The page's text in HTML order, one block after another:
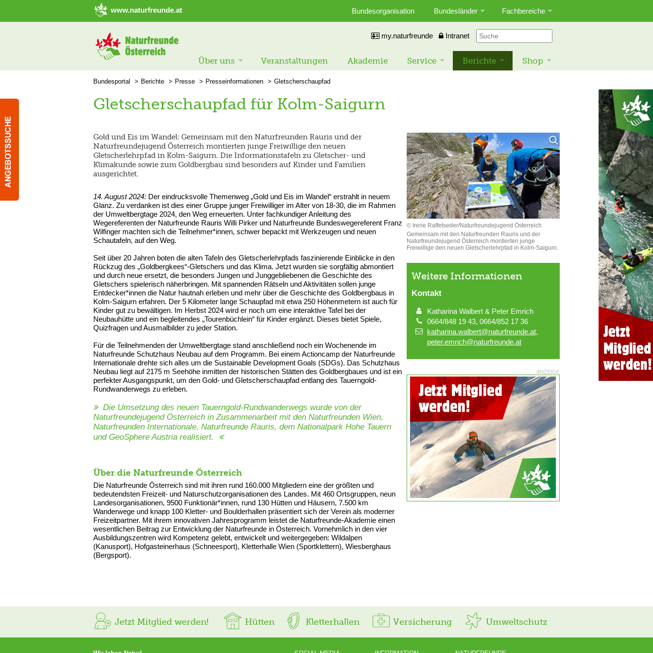
➜ Hauptregion der Seite anspringen
www.naturfreunde.at Bundesorganisation Bundesländer Fachbereiche
my.naturfreunde Intranet
Über uns Veranstaltungen Akademie Service Berichte Shop
Bundesportal Berichte Presse Presseinformationen Gletscherschaupfad
Gletscherschaupfad für Kolm-Saigurn
Gold und Eis im Wandel: Gemeinsam mit den Naturfreunden Rauris und der
Naturfreundejugend Österreich montierten junge Freiwillige den neuen
Gletscherlehrpfad in Kolm-Saigurn. Die Informationstafeln zu Gletscher- und
Klimakunde sowie zum Goldbergbau sind besonders auf Kinder und Familien
ausgerichtet.
14. August 2024: Der eindrucksvolle Themenweg „Gold und Eis im Wandel“ erstrahlt in neuem
Glanz. Zu verdanken ist dies einer Gruppe junger Freiwilliger im Alter von 18-30, die im Rahmen
der Umweltbergtage 2024, den Weg erneuerten. Unter fachkundiger Anleitung des
Wegereferenten der Naturfreunde Rauris Willi Pirker und Naturfreunde Bundeswegereferent Franz
Wilfinger machten sich die Teilnehmer*innen, schwer bepackt mit Werkzeugen und neuen
Schautafeln, auf den Weg.
Seit über 20 Jahren boten die alten Tafeln des Gletscherlehrpfads faszinierende Einblicke in den
Rückzug des „Goldbergkees“-Gletschers und das Klima. Jetzt wurden sie sorgfältig abmontiert
und durch neue ersetzt, die besonders Jungen und Junggebliebenen die Geschichte des
Gletschers spielerisch näherbringen. Mit spannenden Rätseln und Aktivitäten sollen junge
Entdecker*innen die Natur hautnah erleben und mehr über die Geschichte des Goldbergbaus in
Kolm-Saigurn erfahren. Der 5 Kilometer lange Schaupfad mit etwa 250 Höhenmetern ist auch für
Kinder gut zu bewältigen. Im Herbst 2024 wird er noch um eine interaktive Tafel bei der
Neubauhütte und ein begleitendes „Tourenbüchlein“ für Kinder ergänzt. Dieses bietet Spiele,
Quizfragen und Ausmalbilder zu jeder Station.
Für die Teilnehmenden der Umweltbergtage stand anschließend noch ein Wochenende im
Naturfreunde Schutzhaus Neubau auf dem Programm. Bei einem Actioncamp der Naturfreunde
Internationale drehte sich alles um die Sustainable Development Goals (SDGs). Das Schutzhaus
Neubau liegt auf 2175 m Seehöhe inmitten der historischen Stätten des Goldbergbaues und ist ein
perfekter Ausgangspunkt, um den Gold- und Gletscherschaupfad entlang des Tauerngold-
Rundwanderwegs zu erleben.
Die Umsetzung des neuen Tauerngold-Rundwanderwegs wurde von der
Naturfreundejugend Österreich in Zusammenarbeit mit den Naturfreunden Wien,
Naturfreunden Internationale, Naturfreunde Rauris, dem Nationalpark Hohe Tauern
und GeoSphere Austria realisiert.
Über die Naturfreunde Österreich
Die Naturfreunde Österreich sind mit ihren rund 160.000 Mitgliedern eine der größten und
bedeutendsten Freizeit- und Naturschutzorganisationen des Landes. Mit 460 Ortsgruppen, neun
Landesorganisationen, 9500 Funktionär*innen, rund 130 Hütten und Häusern, 7.500 km
Wanderwege und knapp 100 Kletter- und Boulderhallen präsentiert sich der Verein als moderner
Freizeitpartner. Mit ihrem innovativen Jahresprogramm leistet die Naturfreunde-Akademie einen
wesentlichen Beitrag zur Entwicklung der Naturfreunde in Österreich. Vornehmlich in den vier
Ausbildungszentren wird Kompetenz gelebt, entwickelt und weitergegeben: Wildalpen
(Kanusport), Hofgasteinerhaus (Schneesport), Kletterhalle Wien (Sportklettern), Wiesberghaus
(Bergsport).
© Irene Raffetseder/Naturfreundejugend Österreich
Gemeinsam mit den Naturfreunden Rauris und der
Naturfreundejugend Österreich montierten junge
Freiwillige den neuen Gletscherlehrpfad in Kolm-Saigurn.
Weitere Informationen
Kontakt
Katharina Walbert & Peter Emrich
0664/848 19 43, 0664/852 17 36
katharina.walbert@naturfreunde.at,
peter.emrich@naturfreunde.at
ANZEIGE
Jetzt Mitglied werden! Hütten Kletterhallen Versicherung Umweltschutz